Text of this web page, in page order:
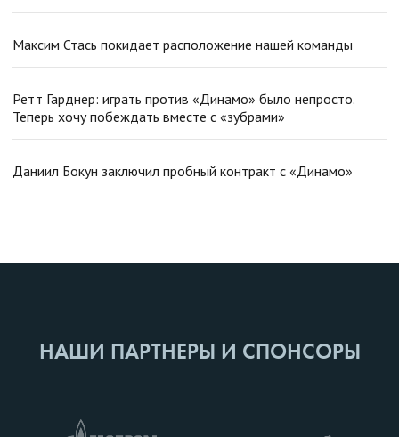
Максим Стась покидает расположение нашей команды
Ретт Гарднер: играть против «Динамо» было непросто.
Теперь хочу побеждать вместе с «зубрами»
Даниил Бокун заключил пробный контракт с «Динамо»
НАШИ ПАРТНЕРЫ И СПОНСОРЫ